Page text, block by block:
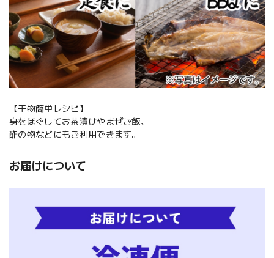
【干物簡単レシピ】
身をほぐしてお茶漬けやまぜご飯、
酢の物などにもご利用できます。
お届けについて